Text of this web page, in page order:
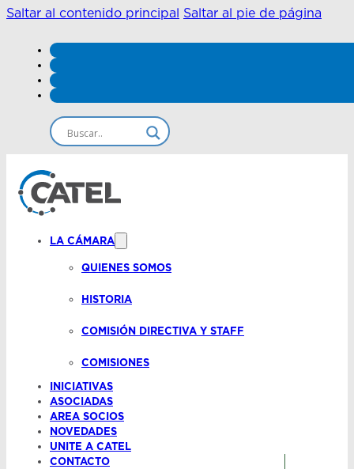
Saltar al contenido principal Saltar al pie de página
LA CÁMARA
QUIENES SOMOS
HISTORIA
COMISIÓN DIRECTIVA Y STAFF
COMISIONES
INICIATIVAS
ASOCIADAS
AREA SOCIOS
NOVEDADES
UNITE A CATEL
CONTACTO